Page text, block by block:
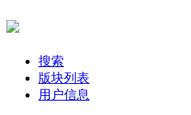
搜索
版块列表
用户信息